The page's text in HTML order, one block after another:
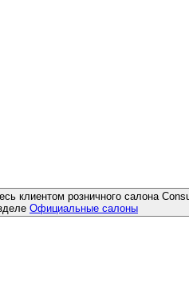
клиентом розничного салона
Официальные салоны